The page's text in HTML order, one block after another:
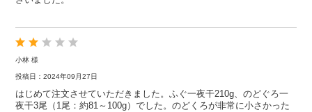
小林 様
投稿日：2024年09月27日
はじめて注文させていただきました。ふぐ一夜干210g、のどぐろ一
夜干3尾（1尾：約81～100g）でした。のどくろが非常に小さかった